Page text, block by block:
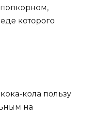
попкорном,
которого
кола пользу
на